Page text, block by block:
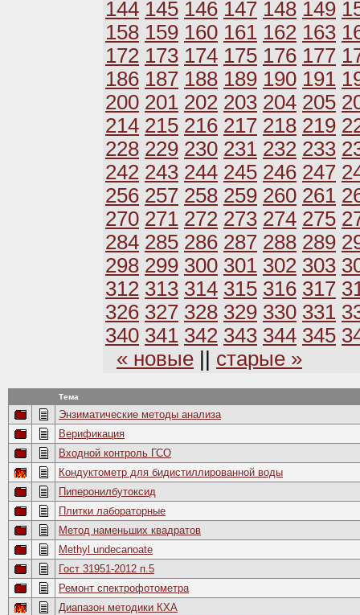
144 145 146 147 148 149
158 159 160 161 162 163
172 173 174 175 176 177
186 187 188 189 190 191
200 201 202 203 204 205
214 215 216 217 218 219
228 229 230 231 232 233
242 243 244 245 246 247
256 257 258 259 260 261
270 271 272 273 274 275
284 285 286 287 288 289
298 299 300 301 302 303
312 313 314 315 316 317
326 327 328 329 330 331
340 341 342 343 344 345
« новые
старые »
Тема
Энзиматические методы анализа
Верификация
Входной контроль ГСО
Кондуктометр для бидистиллированной воды
Пиперонилбутоксид
Плитки лабораторные
Метод наменьших квадратов
Methyl undecanoate
Гост 31951-2012 п.5
Ремонт спектрофотометра
Диапазон методики КХА